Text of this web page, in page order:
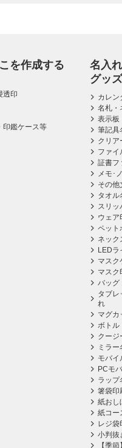
を作成する
透印
印鑑ケース等
名入
グッ
カレン
名札・
表示板
筆記具
クリア
ファイ
証書フ
メモ･
その他
タオル
スリッ
ウェア
ペット
ネック
LEDラ
マスク
マスク
バッグ
タブレ
れ
マグカ
ボトル
クージ
ミラ
モバイ
PCモ
ラップ
箸袋印
紙おし
紙コー
レジ袋
小判抜
【季